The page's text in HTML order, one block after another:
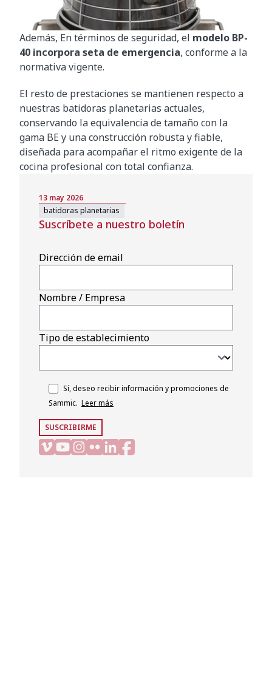
Además, En términos de seguridad, el modelo BP-
40 incorpora seta de emergencia, conforme a la
normativa vigente.
El resto de prestaciones se mantienen respecto a
nuestras batidoras planetarias actuales,
conservando la equivalencia de tamaño con la
gama BE y una construcción robusta y fiable,
diseñada para acompañar el ritmo exigente de la
cocina profesional con total confianza.
13 may 2026
batidoras planetarias
Suscríbete a nuestro boletín
Dirección de email
Nombre / Empresa
Tipo de establecimiento
Sí, deseo recibir información y promociones de
Sammic. Leer más
SUSCRIBIRME